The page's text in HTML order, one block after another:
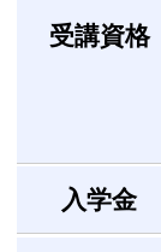
受講資格
入学金